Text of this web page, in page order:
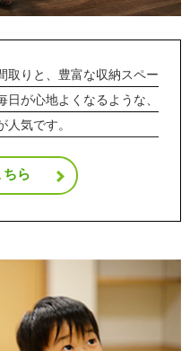
取りと、豊富な収納スペー
が心地よくなるような、
気です。
ら